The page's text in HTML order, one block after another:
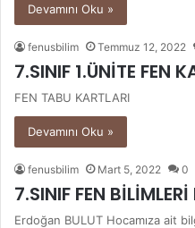
Devamını Oku »
fenusbilim Temmuz 12, 2022
7.SINIF 1.ÜNİTE FEN
FEN TABU KARTLARI
Devamını Oku »
fenusbilim Mart 5, 2022 0
7.SINIF FEN
Erdoğan BULUT Hocamıza ait